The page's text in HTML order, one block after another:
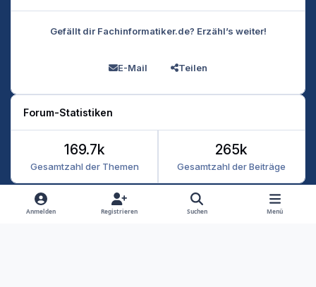
Gefällt dir Fachinformatiker.de? Erzähl’s weiter!
E-Mail Teilen
Forum-Statistiken
Gesamtzahl der Themen
169.7k
Gesamtzahl der Beiträge
265k
Heller Modus
Dunkler Modus
Systemeinstellung
Anmelden Registrieren Suchen Menü